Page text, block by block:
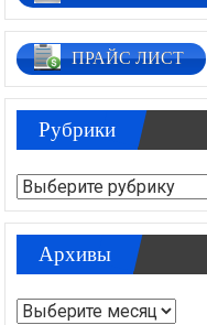
ПРАЙС ЛИСТ
Рубрики
Рубрики
Архивы
Архивы